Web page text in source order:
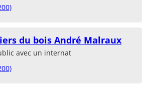
du bois André Malraux
avec un internat